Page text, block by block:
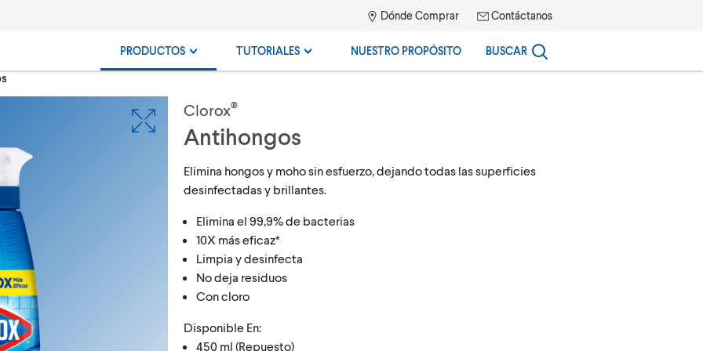
Dónde Comprar Contáctanos
PRODUCTOS TUTORIALES NUESTRO PROPÓSITO BUSCAR
Clorox®
Antihongos
Elimina hongos y moho sin esfuerzo, dejando todas las superficies
desinfectadas y brillantes.
Elimina el 99,9% de bacterias
10X más eficaz*
Limpia y desinfecta
No deja residuos
Con cloro
Disponible En:
450 ml (Repuesto)